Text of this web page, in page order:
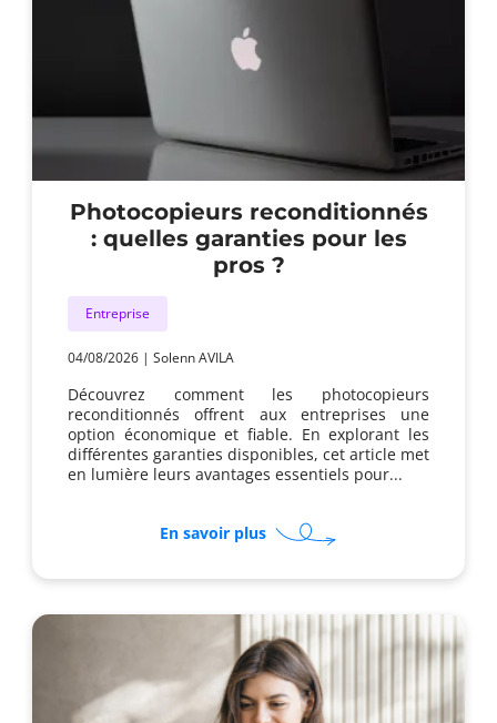
Photocopieurs reconditionnés
: quelles garanties pour les
pros ?
Entreprise
04/08/2026 | Solenn AVILA
Découvrez comment les photocopieurs
reconditionnés offrent aux entreprises une
option économique et fiable. En explorant les
différentes garanties disponibles, cet article met
en lumière leurs avantages essentiels pour...
En savoir plussur
Photocopieurs
quelles
garanties
pour
les
pros
?